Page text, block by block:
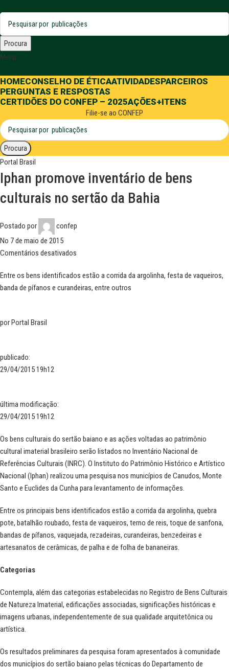
Procura
Menu
HOMECONSELHO DE ÉTICAATIVIDADESPARCEIROS
PERGUNTAS E RESPOSTAS
CERTIDÕES DO CONFEP – 2025AÇÕES+ITENS
Filie-se ao CONFEP
Procura
Portal Brasil
Iphan promove inventário de bens
culturais no sertão da Bahia
Postado por
confep
No 7 de maio de 2015
Comentários desativados
Entre os bens identificados estão a corrida da argolinha, festa de vaqueiros,
banda de pífanos e curandeiras, entre outros
porPortal Brasil
publicado:
29/04/2015 19h12
última modificação:
29/04/2015 19h12
Os bens culturais do sertão baiano e as ações voltadas ao patrimônio
cultural imaterial brasileiro serão listados no Inventário Nacional de
Referências Culturais (INRC). O Instituto do Patrimônio Histórico e Artístico
Nacional (Iphan) realizou uma pesquisa nos municípios de Canudos, Monte
Santo e Euclides da Cunha para levantamento de informações.
Entre os principais bens identificados estão a corrida da argolinha, quebra
pote, batalhão roubado, festa de vaqueiros, terno de reis, toque de sanfona,
bandas de pífanos, vaquejada, rezadeiras, curandeiras, benzedeiras e
artesanatos de cerâmicas, de palha e de folha de bananeiras.
Categorias
Contempla, além das categorias estabelecidas no Registro de Bens Culturais
de Natureza Imaterial, edificações associadas, significações históricas e
imagens urbanas, independentemente de sua qualidade arquitetônica ou
artística.
Os resultados preliminares da pesquisa foram apresentados à comunidade
dos municípios do sertão baiano pelas técnicas do Departamento de